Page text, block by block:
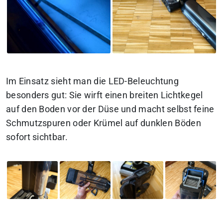
Im Einsatz sieht man die LED-Beleuchtung
besonders gut: Sie wirft einen breiten Lichtkegel
auf den Boden vor der Düse und macht selbst feine
Schmutzspuren oder Krümel auf dunklen Böden
sofort sichtbar.